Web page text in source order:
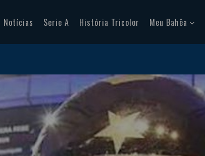
Notícias Serie A História Tricolor Meu Bahêa